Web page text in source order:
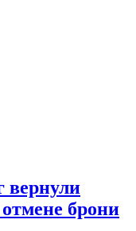
вернули
брони